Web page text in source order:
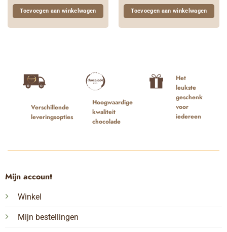
Toevoegen aan winkelwagen Toevoegen aan winkelwagen
Verschillende
leveringsopties
Hoogwaardige
kwaliteit
chocolade
Het
leukste
geschenk
voor
iedereen
Mijn account
Winkel
Mijn bestellingen